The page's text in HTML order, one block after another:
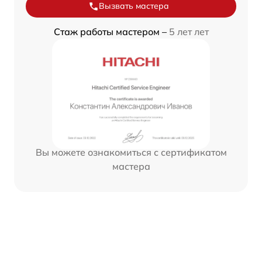
Вызвать мастера
Стаж работы мастером – 5 лет лет
Вы можете ознакомиться с сертификатом
мастера